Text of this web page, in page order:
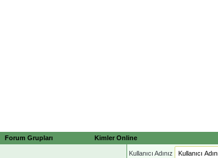
Forum Grupları Kimler Online
Kullanıcı Adınız